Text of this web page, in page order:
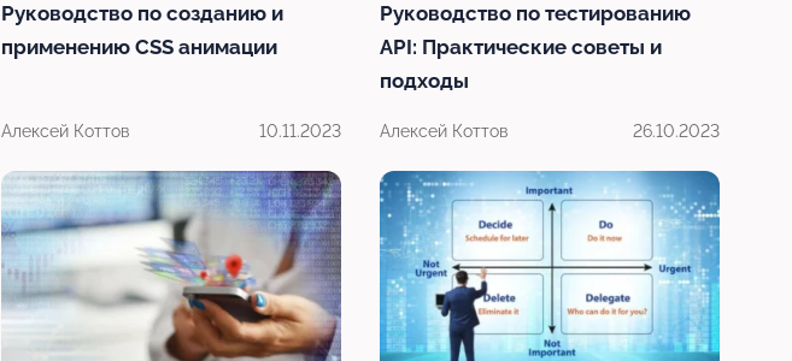
Руководство по созданию и
применению CSS анимации
Алексей Коттов 10.11.2023
Руководство по тестированию
API: Практические советы и
подходы
Алексей Коттов 26.10.2023